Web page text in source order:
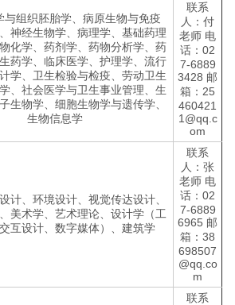
与组织胚胎学、病原生物与免疫
神经生物学、病理学、基础药理
化学、药剂学、药物分析学、药
药学、临床医学、护理学、流行
学、卫生检验与检疫、劳动卫生
、社会医学与卫生事业管理、生
生物学、细胞生物学与遗传学、
生物信息学
联系
人：付
老师 电
话：02
7-6889
3428 邮
箱：25
460421
1@qq.c
om
计、环境设计、视觉传达设计、
美术学、艺术理论、设计学（工
互设计、数字媒体）、建筑学
联系
人：张
老师 电
话：02
7-6889
6965 邮
箱：38
698507
@qq.co
m
联系